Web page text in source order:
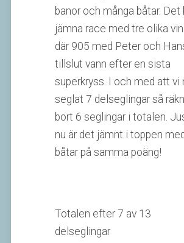
banor och många båtar. Det
jämna race med tre olika
där 905 med Peter och
tillslut vann efter en sista
superkryss. I och med att vi
seglat 7 delseglingar så
bort 6 seglingar i totalen.
nu är det jämnt i toppen
båtar på samma poäng!
Totalen efter 7 av 13
delseglingar